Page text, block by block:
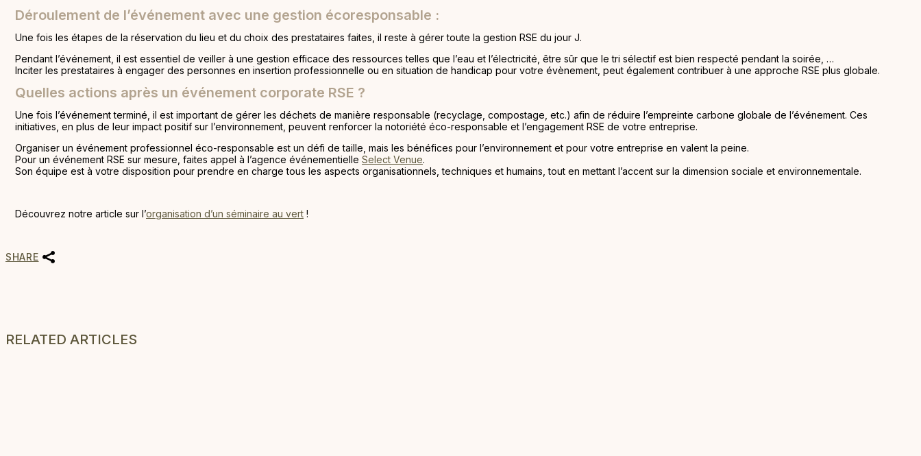
Déroulement de l’événement avec une gestion écoresponsable :
Une fois les étapes de la réservation du lieu et du choix des prestataires faites, il reste à gérer toute la gestion RSE du jour J.
Pendant l’événement, il est essentiel de veiller à une gestion efficace des ressources telles que l’eau et l’électricité, être sûr que le tri sélectif est bien respecté pendant la soirée, …
Inciter les prestataires à engager des personnes en insertion professionnelle ou en situation de handicap pour votre évènement, peut également contribuer à une approche RSE plus globale.
Quelles actions après un événement corporate RSE ?
Une fois l’événement terminé, il est important de gérer les déchets de manière responsable (recyclage, compostage, etc.) afin de réduire l’empreinte carbone globale de l’événement. Ces
initiatives, en plus de leur impact positif sur l’environnement, peuvent renforcer la notoriété éco-responsable et l’engagement RSE de votre entreprise.
Organiser un événement professionnel éco-responsable est un défi de taille, mais les bénéfices pour l’environnement et pour votre entreprise en valent la peine.
Pour un événement RSE sur mesure, faites appel à l’agence événementielle Select Venue.
Son équipe est à votre disposition pour prendre en charge tous les aspects organisationnels, techniques et humains, tout en mettant l’accent sur la dimension sociale et environnementale.
Découvrez notre article sur l’organisation d’un séminaire au vert !
SHARE
RELATED ARTICLES